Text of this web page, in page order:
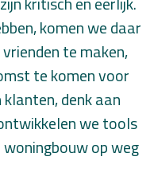
komen we daar
te maken,
te komen voor
denk aan
we tools
op weg